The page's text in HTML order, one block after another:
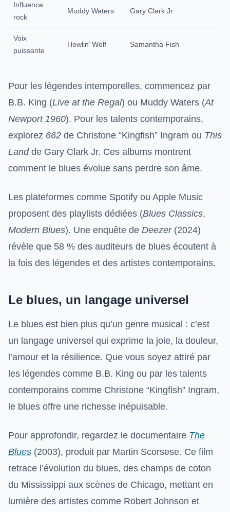
Influence
rock
Muddy Waters Gary Clark Jr.
Voix
puissante
Howlin’ Wolf Samantha Fish
Pour les légendes intemporelles, commencez par
B.B. King (Live at the Regal) ou Muddy Waters (At
Newport 1960). Pour les talents contemporains,
explorez 662 de Christone “Kingfish” Ingram ou This
Landde Gary Clark Jr. Ces albums montrent
comment le blues évolue sans perdre son âme.
Les plateformes comme Spotify ou Apple Music
proposent des playlists dédiées (Blues Classics,
Modern Blues). Une enquête de Deezer(2024)
révèle que 58 % des auditeurs de blues écoutent à
la fois des légendes et des artistes contemporains.
Le blues, un langage universel
Le blues est bien plus qu’un genre musical : c’est
un langage universel qui exprime la joie, la douleur,
l’amour et la résilience. Que vous soyez attiré par
les légendes comme B.B. King ou par les talents
contemporains comme Christone “Kingfish” Ingram,
le blues offre une richesse inépuisable.
Pour approfondir, regardez le documentaire The
Blues (2003), produit par Martin Scorsese. Ce film
retrace l’évolution du blues, des champs de coton
du Mississippi aux scènes de Chicago, mettant en
lumière des artistes comme Robert Johnson et